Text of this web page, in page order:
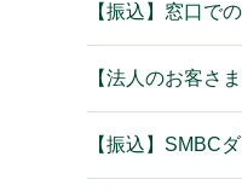
【振込】窓口で
【法人のお客さ
【振込】SMBC